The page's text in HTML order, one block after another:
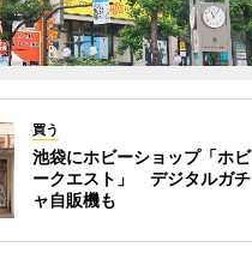
買う
池袋にホビーショップ「ホビ
ークエスト」 デジタルガチ
ャ自販機も